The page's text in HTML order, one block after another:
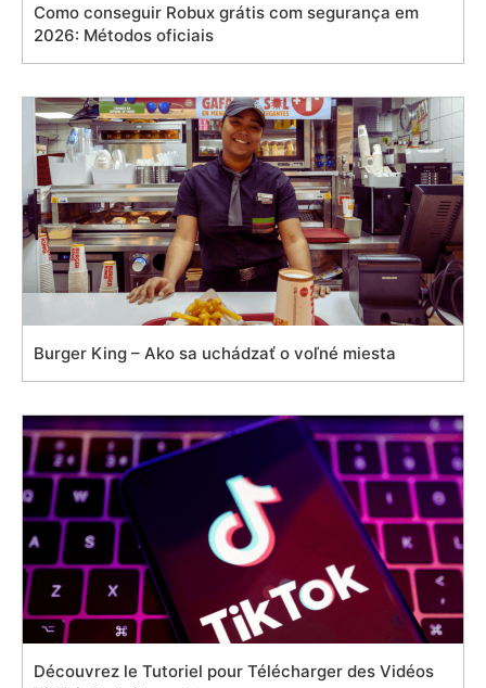
Como conseguir Robux grátis com segurança em
2026: Métodos oficiais
Burger King – Ako sa uchádzať o voľné miesta
Découvrez le Tutoriel pour Télécharger des Vidéos